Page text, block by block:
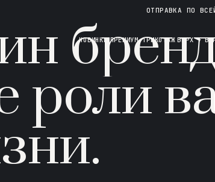
ОТПРАВКА ПО
НОВИНКИ ПРЕМИУМ ТРИКОТАЖ ВЕРХ▾
роли